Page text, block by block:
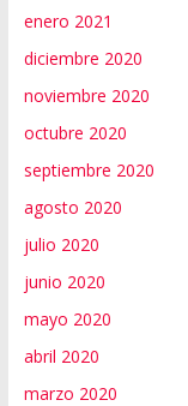
enero 2021
diciembre 2020
noviembre 2020
octubre 2020
septiembre 2020
agosto 2020
julio 2020
junio 2020
mayo 2020
abril 2020
marzo 2020